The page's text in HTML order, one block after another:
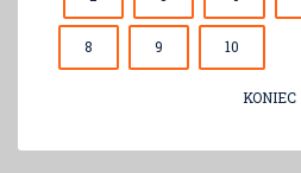
8 9 10
KONIEC